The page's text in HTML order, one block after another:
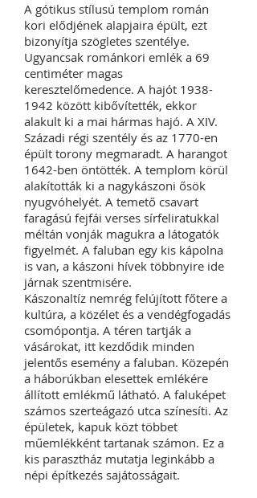
A gótikus stílusú templom román
kori elődjének alapjaira épült, ezt
bizonyítja szögletes szentélye.
Ugyancsak románkori emlék a 69
centiméter magas
keresztelőmedence. A hajót 1938-
1942 között kibővítették, ekkor
alakult ki a mai hármas hajó. A XIV.
Századi régi szentély és az 1770-en
épült torony megmaradt. A harangot
1642-ben öntötték. A templom körül
alakították ki a nagykászoni ősök
nyugvóhelyét. A temető csavart
faragású fejfái verses sírfeliratukkal
méltán vonják magukra a látogatók
figyelmét. A faluban egy kis kápolna
is van, a kászoni hívek többnyire ide
járnak szentmisére.
Kászonaltíz nemrég felújított főtere a
kultúra, a közélet és a vendégfogadás
csomópontja. A téren tartják a
vásárokat, itt kezdődik minden
jelentős esemény a faluban. Közepén
a háborúkban elesettek emlékére
állított emlékmű látható. A faluképet
számos szerteágazó utca színesíti. Az
épületek, kapuk közt többet
műemlékként tartanak számon. Ez a
kis parasztház mutatja leginkább a
népi építkezés sajátosságait.